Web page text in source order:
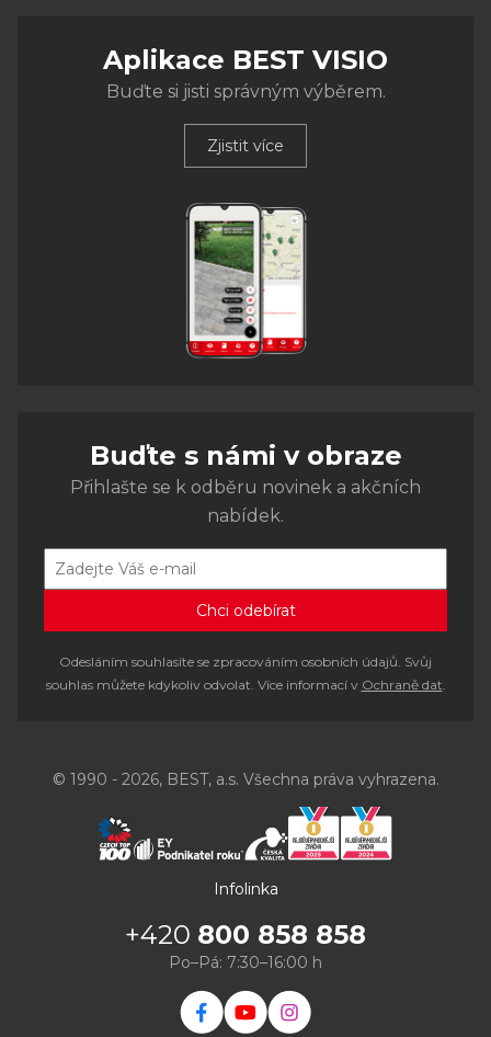
Aplikace BEST VISIO
Buďte si jisti správným výběrem.
Zjistit více
Buďte s námi v obraze
Přihlašte se k odběru novinek a akčních
nabídek.
Odesláním souhlasíte se zpracováním osobních údajů. Svůj
souhlas můžete kdykoliv odvolat. Více informací v Ochraně dat.
© 1990 - 2026, BEST, a.s. Všechna práva vyhrazena.
Infolinka
+420 800 858 858
Po–Pá: 7:30–16:00 h